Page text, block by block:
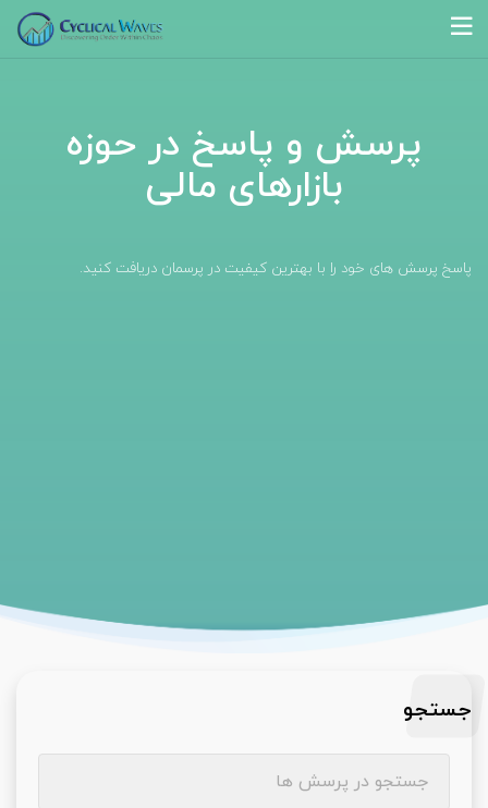
پرسش و پاسخ در حوزه
بازارهای مالی
پاسخ پرسش های خود را با بهترین کیفیت در پرسمان دریافت کنید.
جستجو